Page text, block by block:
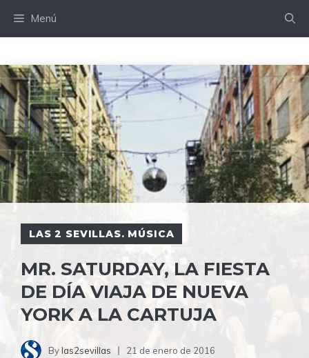
Menú
LAS 2 SEVILLAS. MÚSICA
MR. SATURDAY, LA FIESTA
DE DÍA VIAJA DE NUEVA
YORK A LA CARTUJA
Bylas2sevillas 21 de enero de 2016